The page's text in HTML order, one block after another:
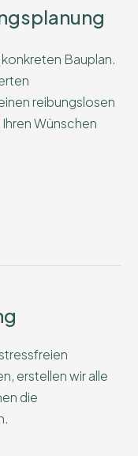
Bauplan.
reibungslosen
Wünschen
erstellen wir alle
die